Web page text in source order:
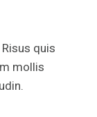
quis
mollis